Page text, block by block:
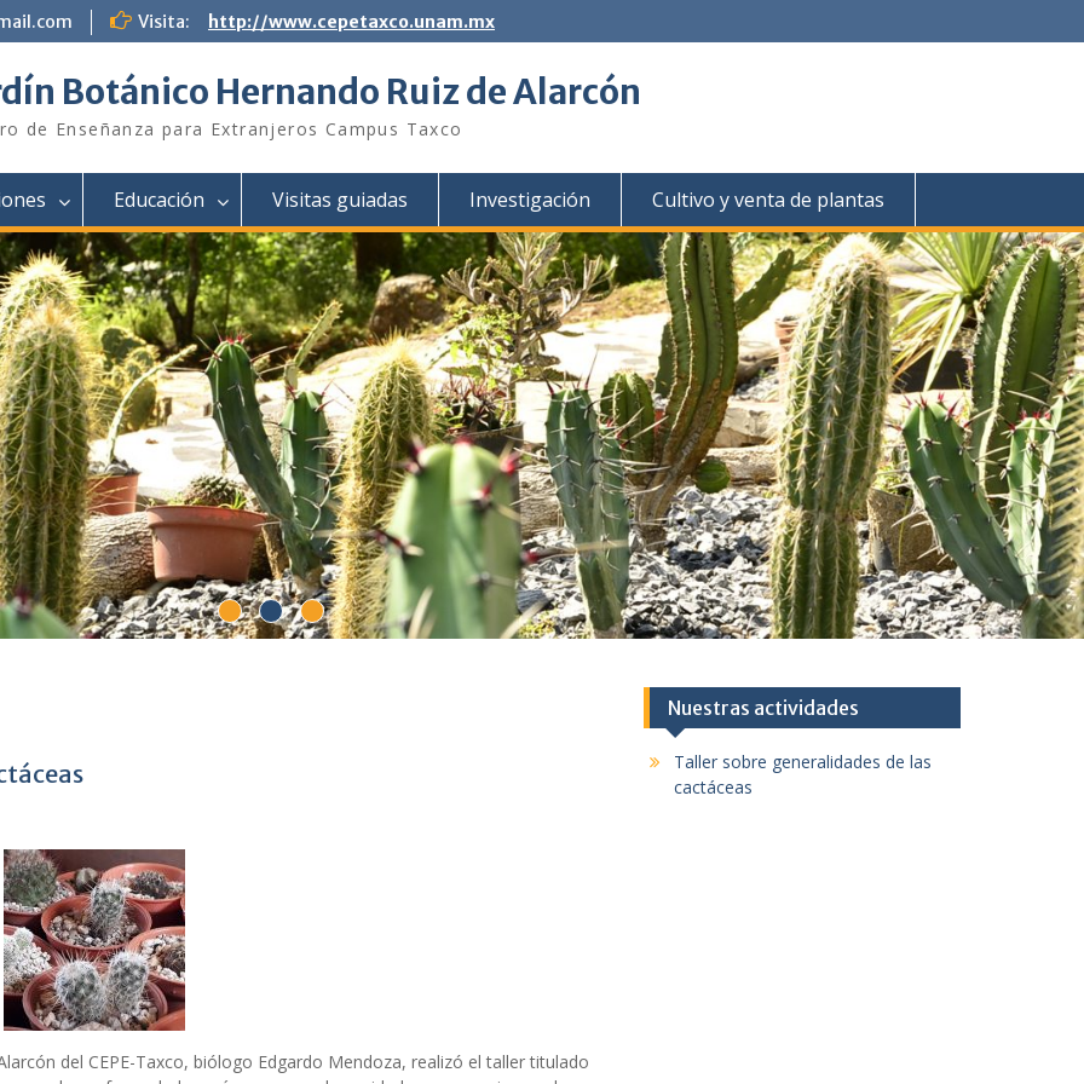
Visita: http://www.cepetaxco.unam.mx
Botánico Hernando Ruiz de Alarcón
de Enseñanza para Extranjeros Campus Taxco
Educación Visitas guiadas Investigación Cultivo y venta de plantas
del CEPE-Taxco, biólogo Edgardo Mendoza, realizó el taller titulado
Nuestras actividades
Taller sobre generalidades de las
cactáceas